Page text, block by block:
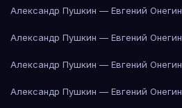
Александр Пушкин — Евгений Онегин
Александр Пушкин — Евгений Онегин
Александр Пушкин — Евгений Онегин
Александр Пушкин — Евгений Онегин